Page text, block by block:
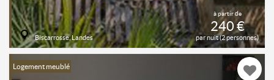
à partir de
240 €
par nuit (2 personnes)
Biscarrosse, Landes
Logement meublé